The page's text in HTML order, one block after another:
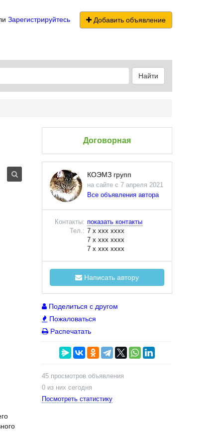
Зарегистрируйтесь Добавить объявление
Найти
Договорная
КОЭМЗ групп
на сайте с 7 апреля 2021
Все объявления автора
Контакты: показать контакты
Тел.: 7 x xxx xxxx
7 x xxx xxxx
7 x xxx xxxx
Написать автору
Поделиться с другом
Пожаловаться
Распечатать
45 просмотров объявления
0 из них сегодня
Посмотреть статистику